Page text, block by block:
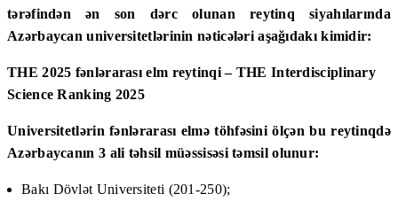
tərəfindən ən son dərc olunan reytinq siyahılarında
Azərbaycan universitetlərinin nəticələri aşağıdakı kimidir:
THE 2025 fənlərarası elm reytinqi – THE Interdisciplinary
Science Ranking 2025
Universitetlərin fənlərarası elmə töhfəsini ölçən bu reytinqdə
Azərbaycanın 3 ali təhsil müəssisəsi təmsil olunur:
Bakı Dövlət Universiteti (201-250);